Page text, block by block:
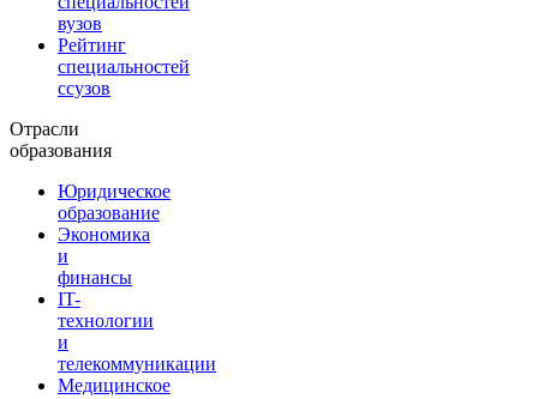
вузов
Рейтинг
специальностей
ссузов
Отрасли
образования
Юридическое
образование
Экономика
и
финансы
IT-
технологии
и
телекоммуникации
Медицинское